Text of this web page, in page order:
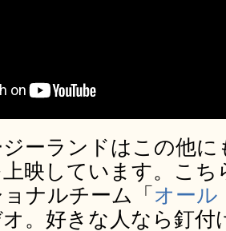
ーランドはこの他
映しています。こ
ナルチーム「 オール
。好きな人なら釘